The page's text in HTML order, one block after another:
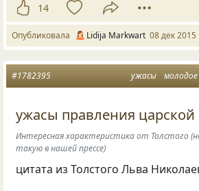
14
Опубликовала Lidija Markwart 08 дек 2015
ужасы молодое
#1782395
ужасы правления царской
Интересная характеристика от Толстого
такую в нашей прессе)
цитата из Толстого Льва